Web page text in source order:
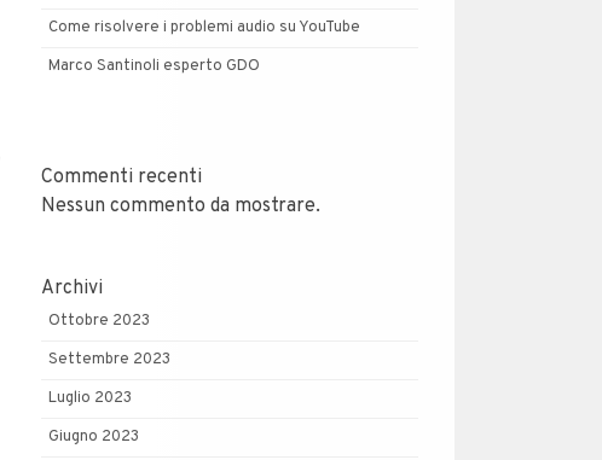
Come risolvere i problemi audio su YouTube
Marco Santinoli esperto GDO
Commenti recenti
Nessun commento da mostrare.
Archivi
Ottobre 2023
Settembre 2023
Luglio 2023
Giugno 2023